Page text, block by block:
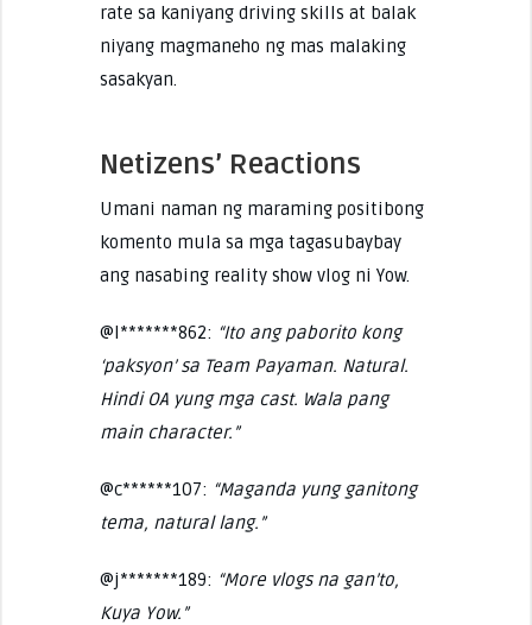
rate sa kaniyang driving skills at balak
niyang magmaneho ng mas malaking
sasakyan.
Netizens’ Reactions
Umani naman ng maraming positibong
komento mula sa mga tagasubaybay
ang nasabing reality show vlog ni Yow.
@l*******862: “Ito ang paborito kong
‘paksyon’ sa Team Payaman. Natural.
Hindi OA yung mga cast. Wala pang
main character.”
@c******107: “Maganda yung ganitong
tema, natural lang.”
@j*******189: “More vlogs na gan’to,
Kuya Yow.”